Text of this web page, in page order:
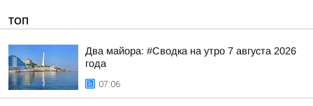
ТОП
Два майора: #Сводка на утро 7 августа 2026
года
07:06